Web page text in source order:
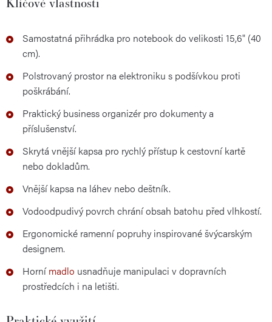
Samostatná přihrádka pro notebook do velikosti 15,6" (40
cm).
Polstrovaný prostor na elektroniku s podšívkou proti
poškrábání.
Praktický business organizér pro dokumenty a
příslušenství.
Skrytá vnější kapsa pro rychlý přístup k cestovní kartě
nebo dokladům.
Vnější kapsa na láhev nebo deštník.
Vodoodpudivý povrch chrání obsah batohu před vlhkostí.
Ergonomické ramenní popruhy inspirované švýcarským
designem.
Hornímadlo usnadňuje manipulaci v dopravních
prostředcích i na letišti.